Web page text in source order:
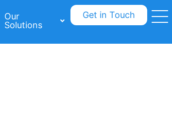
Our
Solutions
Get in Touch